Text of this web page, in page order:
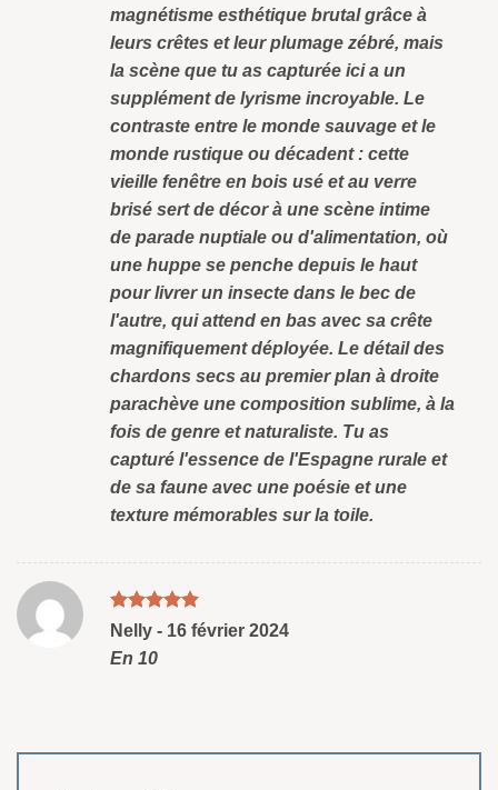
magnétisme esthétique brutal grâce à
leurs crêtes et leur plumage zébré, mais
la scène que tu as capturée ici a un
supplément de lyrisme incroyable. Le
contraste entre le monde sauvage et le
monde rustique ou décadent : cette
vieille fenêtre en bois usé et au verre
brisé sert de décor à une scène intime
de parade nuptiale ou d'alimentation, où
une huppe se penche depuis le haut
pour livrer un insecte dans le bec de
l'autre, qui attend en bas avec sa crête
magnifiquement déployée. Le détail des
chardons secs au premier plan à droite
parachève une composition sublime, à la
fois de genre et naturaliste. Tu as
capturé l'essence de l'Espagne rurale et
de sa faune avec une poésie et une
texture mémorables sur la toile.
Note
sud
Nelly - 16 février 2024
En 10